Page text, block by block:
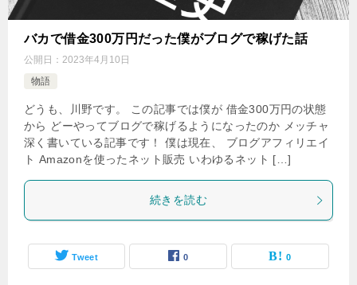
バカで借金300万円だった僕がブログで稼げた話
公開日： 2023年4月10日
物語
どうも、川野です。 この記事では僕が 借金300万円の状態
から どーやってブログで稼げるようになったのか メッチャ
深く書いている記事です！ 僕は現在、 ブログアフィリエイ
ト Amazonを使ったネット販売 いわゆるネット […]
続きを読む
Tweet 0 0